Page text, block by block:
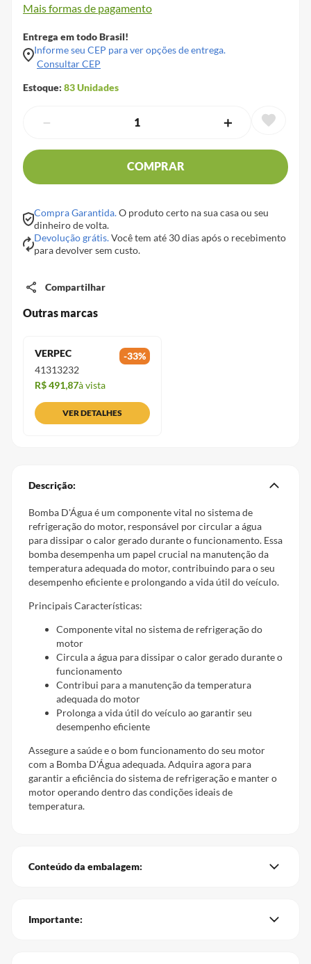
Mais formas de pagamento
Entrega em todo Brasil!
Informe seu CEP para ver opções de entrega.
Consultar CEP
Estoque: 83Unidades
＋
－
COMPRAR
Compra Garantida.O produto certo na sua casa ou seu
dinheiro de volta.
Devolução grátis.Você tem até 30 dias após o recebimento
para devolver sem custo.
Compartilhar
Outras marcas
VERPEC -33%
41313232
R$ 491,87à vista
VER DETALHES
Descrição:
Bomba D'Água é um componente vital no sistema de
refrigeração do motor, responsável por circular a água
para dissipar o calor gerado durante o funcionamento. Essa
bomba desempenha um papel crucial na manutenção da
temperatura adequada do motor, contribuindo para o seu
desempenho eficiente e prolongando a vida útil do veículo.
Principais Características:
Componente vital no sistema de refrigeração do
motor
Circula a água para dissipar o calor gerado durante o
funcionamento
Contribui para a manutenção da temperatura
adequada do motor
Prolonga a vida útil do veículo ao garantir seu
desempenho eficiente
Assegure a saúde e o bom funcionamento do seu motor
com a Bomba D'Água adequada. Adquira agora para
garantir a eficiência do sistema de refrigeração e manter o
motor operando dentro das condições ideais de
temperatura.
Conteúdo da embalagem:
Importante: